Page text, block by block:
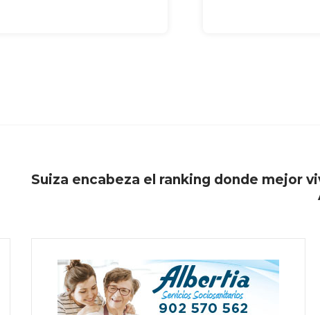
Suiza encabeza el ranking donde mejor